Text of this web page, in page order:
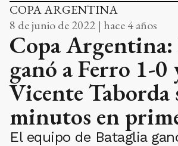
COPA ARGENTINA
8 de junio de 2022 | hace 4 años
Copa Argentina:
ganó a Ferro 1-0
Vicente Taborda
minutos en
El equipo de Bataglia